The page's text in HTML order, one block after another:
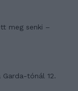
meg senki –
Garda-tónál 12.